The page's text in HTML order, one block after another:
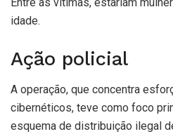
idade.
Ação policial
A operação, que concentra
cibernéticos, teve como foco
esquema de distribuição ilegal